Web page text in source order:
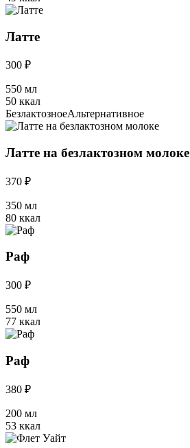
Латте
300 ₽
550 мл
50 ккал
БезлактозноеАльтернативное
Латте на безлактозном молоке
370 ₽
350 мл
80 ккал
Раф
300 ₽
550 мл
77 ккал
Раф
380 ₽
200 мл
53 ккал